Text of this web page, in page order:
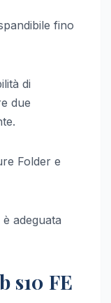
fino
di
due
Folder e
adeguata
s10 FE